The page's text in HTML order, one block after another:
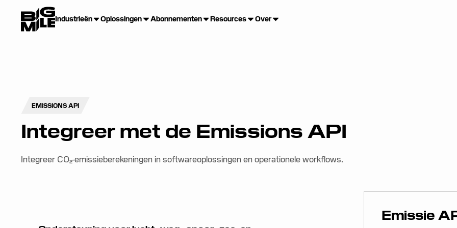
Industrieën Oplossingen Abonnementen Resources Over
EMISSIONS API
Integreer met de Emissions API
Integreer CO₂-emissieberekeningen in softwareoplossingen en operationele workflows.
Emissie